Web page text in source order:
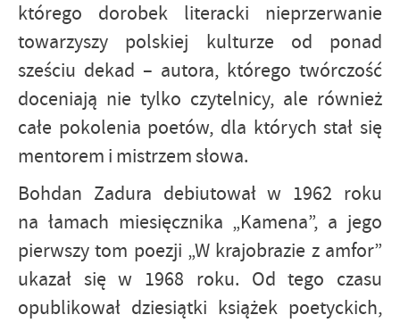
którego dorobek literacki nieprzerwanie
towarzyszy polskiej kulturze od ponad
sześciu dekad – autora, którego twórczość
doceniają nie tylko czytelnicy, ale również
całe pokolenia poetów, dla których stał się
mentorem i mistrzem słowa.
Bohdan Zadura debiutował w 1962 roku
na łamach miesięcznika „Kamena”, a jego
pierwszy tom poezji „W krajobrazie z amfor”
ukazał się w 1968 roku. Od tego czasu
opublikował dziesiątki książek poetyckich,